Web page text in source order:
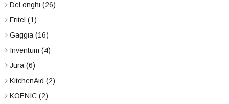
DeLonghi (26)
Fritel (1)
Gaggia (16)
Inventum (4)
Jura (6)
KitchenAid (2)
KOENIC (2)